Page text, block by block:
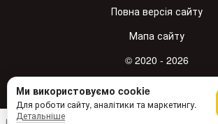
Повна версія сайту
Мапа сайту
© 2020 - 2026
Укр Рус
Ми використовуємо cookie
Для роботи сайту, аналітики та маркетингу.
Детальніше